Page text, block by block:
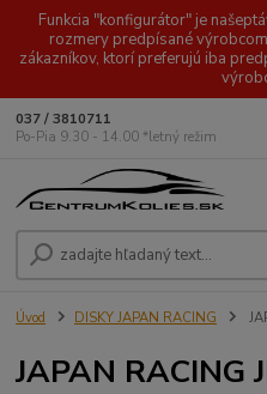
Funkcia "konfigurátor" je
rozmery predpísané
zákazníkov, ktorí preferujú iba
037 / 3810711
Po-Pia 9.30 - 14.00 *letný režim
Úvod DISKY JAPAN RACING
JAPAN RACING